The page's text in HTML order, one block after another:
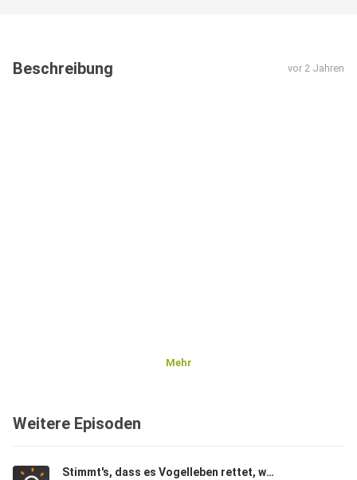
Beschreibung vor 2 Jahren
Mehr
Weitere Episoden
Stimmt's, dass es Vogelleben rettet, wenn man die Fenster nicht putzt?